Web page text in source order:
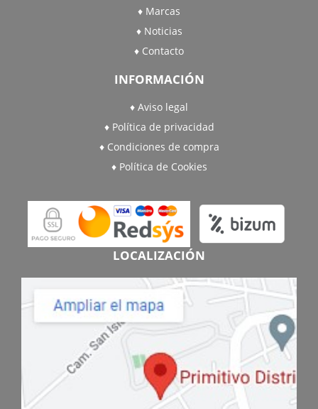
Marcas
Noticias
Contacto
INFORMACIÓN
Aviso legal
Política de privacidad
Condiciones de compra
Política de Cookies
LOCALIZACIÓN